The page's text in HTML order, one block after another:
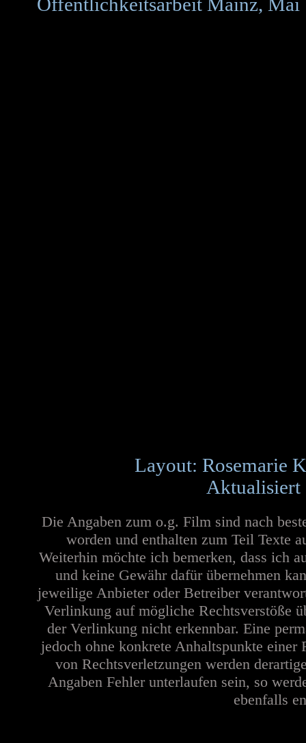
Öffentlichkeitsarbeit Mainz, Mai
Layout: Rosemarie
Aktualisiert
Die Angaben zum o.g. Film sind nach
worden und enthalten zum Teil Texte
Weiterhin möchte ich bemerken, dass ich
und keine Gewähr dafür übernehmen
jeweilige Anbieter oder Betreiber
Verlinkung auf mögliche Rechtsverstöße
der Verlinkung nicht erkennbar. Eine
jedoch ohne konkrete Anhaltspunkte
von Rechtsverletzungen werden
Angaben Fehler unterlaufen sein, so
ebenfalls